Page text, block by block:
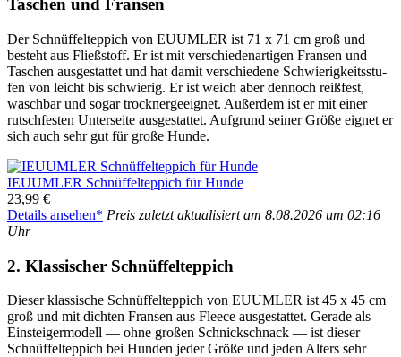
Taschen und Fran­sen
Der Schnüf­fel­tep­pich von EUUMLER ist 71 x 71 cm groß und
besteht aus Fließ­stoff. Er ist mit ver­schie­den­ar­ti­gen Fran­sen und
Taschen aus­ge­stat­tet und hat damit ver­schie­de­ne Schwie­rig­keits­stu­
fen von leicht bis schwie­rig. Er ist weich aber den­noch reiß­fest,
wasch­bar und sogar trock­ner­ge­eig­net. Außer­dem ist er mit einer
rutsch­fes­ten Unter­sei­te aus­ge­stat­tet. Auf­grund sei­ner Grö­ße eig­net er
sich auch sehr gut für gro­ße Hun­de.
IEUUMLER Schnüf­fel­tep­pich für Hun­de
23,99 €
Details anse­hen* Preis zuletzt aktua­li­siert am 8.08.2026 um 02:16
Uhr
2. Klas­si­scher Schnüf­fel­tep­pich
Die­ser klas­si­sche Schnüf­fel­tep­pich von EUUMLER ist 45 x 45 cm
groß und mit dich­ten Fran­sen aus Fleece aus­ge­stat­tet. Gera­de als
Ein­stei­ger­mo­dell — ohne gro­ßen Schnick­schnack — ist die­ser
Schnüf­fel­tep­pich bei Hun­den jeder Grö­ße und jeden Alters sehr